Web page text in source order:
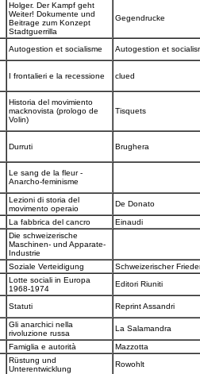
Holger. Der Kampf geht
Weiter! Dokumente und
Beitrage zum Konzept
Stadtguerrilla
Gegendrucke
Autogestion et socialisme Autogestion et
I frontalieri e la recessione clued
Historia del movimiento
macknovista (prologo de
Volin)
Tisquets
Durruti Brughera
Le sang de la fleur -
Anarcho-feminisme
Lezioni di storia del
movimento operaio
De Donato
La fabbrica del cancro Einaudi
Die schweizerische
Maschinen- und Apparate-
Industrie
Soziale Verteidigung
Schweizerischer
Lotte sociali in Europa
1968-1974
Editori Riuniti
Statuti Reprint Assandri
Gli anarchici nella
rivoluzione russa
La Salamandra
Famiglia e autorità
Mazzotta
Rüstung und
Unterentwicklung
Rowohlt